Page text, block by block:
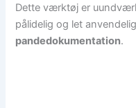
Dette værktøj er
pålidelig og let
pandedokumentation.